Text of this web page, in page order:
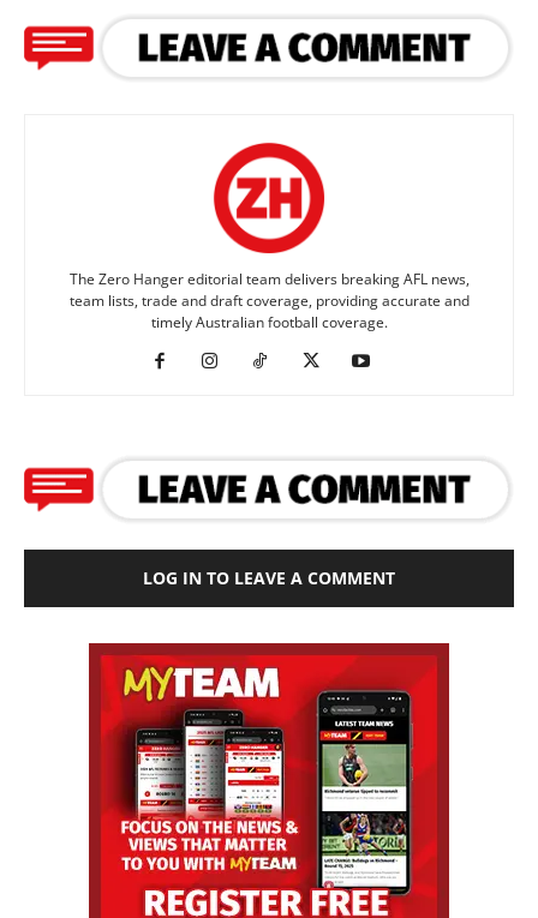
The Zero Hanger editorial team delivers breaking AFL news,
team lists, trade and draft coverage, providing accurate and
timely Australian football coverage.
LOG IN TO LEAVE A COMMENT